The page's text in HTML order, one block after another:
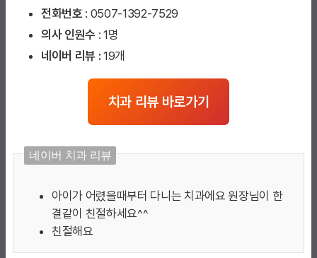
전화번호 : 0507-1392-7529
의사 인원수 : 1명
네이버 리뷰 : 19개
치과 리뷰 바로가기
네이버 치과 리뷰
아이가 어렸을때부터 다니는 치과에요 원장님이 한
결같이 친절하세요^^
친절해요